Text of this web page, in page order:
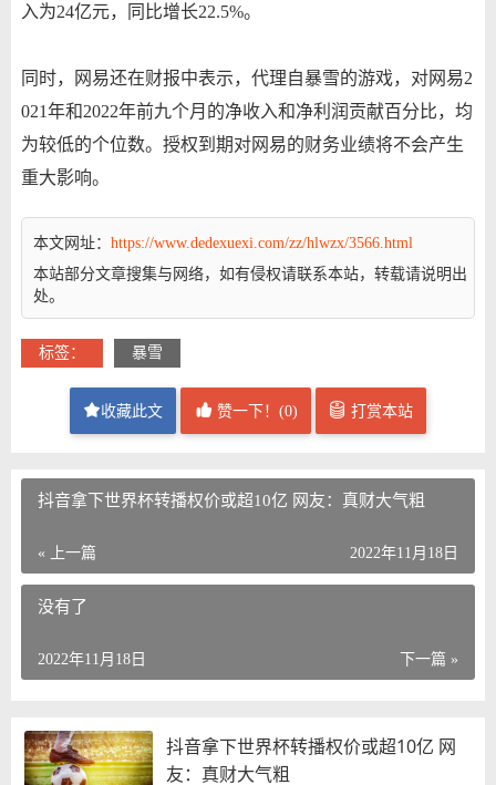
入为24亿元，同比增长22.5%。
同时，网易还在财报中表示，代理自暴雪的游戏，对网易2
021年和2022年前九个月的净收入和净利润贡献百分比，均
为较低的个位数。授权到期对网易的财务业绩将不会产生
重大影响。
本文网址： https://www.dedexuexi.com/zz/hlwzx/3566.html
本站部分文章搜集与网络，如有侵权请联系本站，转载请说明出
处。
标签： 暴雪
收藏此文 赞一下！(0) 打赏本站
抖音拿下世界杯转播权价或超10亿 网友：真财大气粗
« 上一篇 2022年11月18日
没有了
2022年11月18日 下一篇 »
抖音拿下世界杯转播权价或超10亿 网
友：真财大气粗